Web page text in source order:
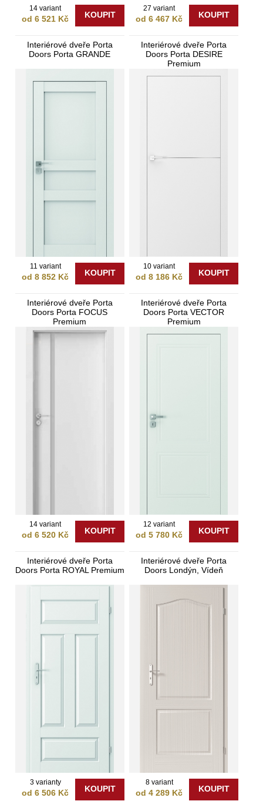
14 variant
od 6 521 Kč KOUPIT
27 variant
od 6 467 Kč KOUPIT
Interiérové dveře Porta
Doors Porta GRANDE
11 variant
od 8 852 Kč KOUPIT
Interiérové dveře Porta
Doors Porta DESIRE
Premium
10 variant
od 8 186 Kč KOUPIT
Interiérové dveře Porta
Doors Porta FOCUS
Premium
14 variant
od 6 520 Kč KOUPIT
Interiérové dveře Porta
Doors Porta VECTOR
Premium
12 variant
od 5 780 Kč KOUPIT
Interiérové dveře Porta
Doors Porta ROYAL Premium
3 varianty
od 6 506 Kč KOUPIT
Interiérové dveře Porta
Doors Londýn, Vídeň
8 variant
od 4 289 Kč KOUPIT